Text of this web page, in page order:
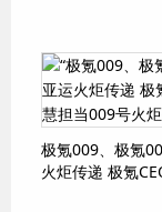
极氪009、极氪
火炬传递 极氪